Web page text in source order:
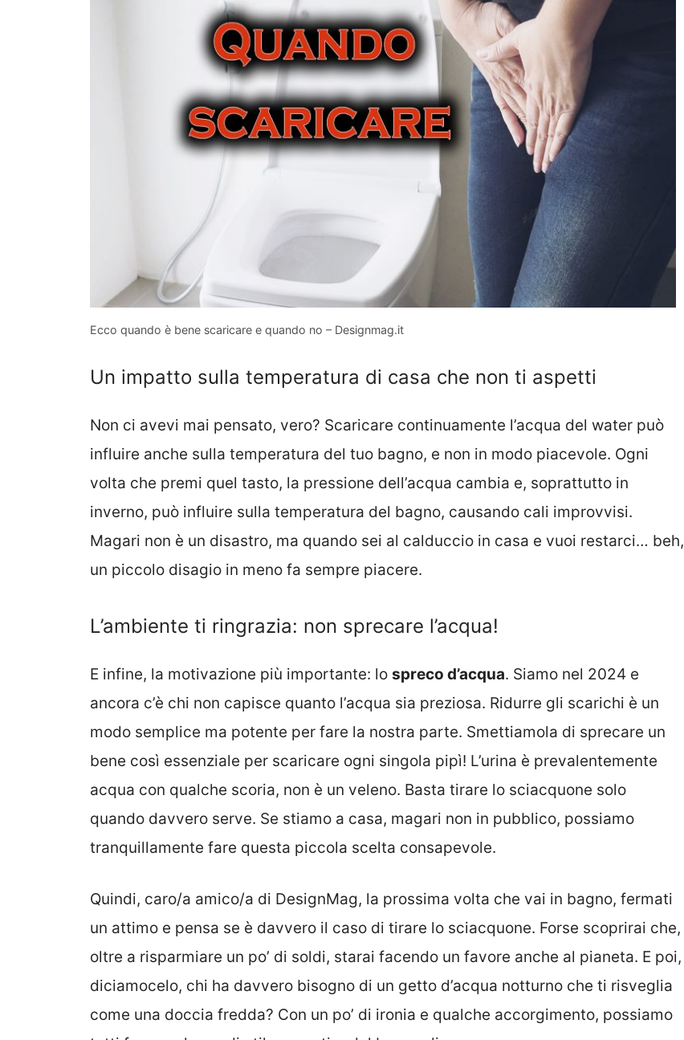
Ecco quando è bene scaricare e quando no – Designmag.it
Un impatto sulla temperatura di casa che non ti aspetti
Non ci avevi mai pensato, vero? Scaricare continuamente l’acqua del water può
influire anche sulla temperatura del tuo bagno, e non in modo piacevole. Ogni
volta che premi quel tasto, la pressione dell’acqua cambia e, soprattutto in
inverno, può influire sulla temperatura del bagno, causando cali improvvisi.
Magari non è un disastro, ma quando sei al calduccio in casa e vuoi restarci… beh,
un piccolo disagio in meno fa sempre piacere.
L’ambiente ti ringrazia: non sprecare l’acqua!
E infine, la motivazione più importante: lo spreco d’acqua. Siamo nel 2024 e
ancora c’è chi non capisce quanto l’acqua sia preziosa. Ridurre gli scarichi è un
modo semplice ma potente per fare la nostra parte. Smettiamola di sprecare un
bene così essenziale per scaricare ogni singola pipì! L’urina è prevalentemente
acqua con qualche scoria, non è un veleno. Basta tirare lo sciacquone solo
quando davvero serve. Se stiamo a casa, magari non in pubblico, possiamo
tranquillamente fare questa piccola scelta consapevole.
Quindi, caro/a amico/a di DesignMag, la prossima volta che vai in bagno, fermati
un attimo e pensa se è davvero il caso di tirare lo sciacquone. Forse scoprirai che,
oltre a risparmiare un po’ di soldi, starai facendo un favore anche al pianeta. E poi,
diciamocelo, chi ha davvero bisogno di un getto d’acqua notturno che ti risveglia
come una doccia fredda? Con un po’ di ironia e qualche accorgimento, possiamo